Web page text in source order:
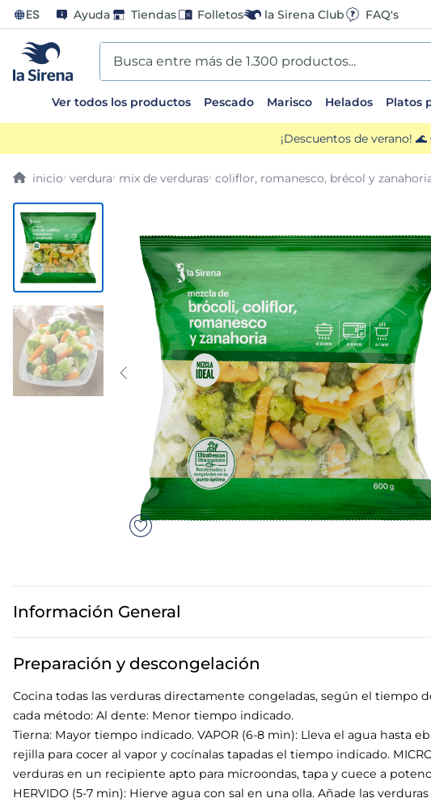
ES Ayuda Tiendas Folletos la Sirena Club FAQ's
Busca entre más de 1.300 productos...
Ver todos los productos Pescado Marisco Helados Platos
¡Descuentos de verano! 🌊
verdura mix de verduras coliflor, romanesco, brécol y
Información General
Preparación y descongelación
Cocina todas las verduras directamente congeladas, según el tiempo
cada método: Al dente: Menor tiempo indicado.
Tierna: Mayor tiempo indicado. VAPOR (6-8 min): Lleva el agua hasta
rejilla para cocer al vapor y cocínalas tapadas el tiempo indicado.
verduras en un recipiente apto para microondas, tapa y cuece a
HERVIDO (5-7 min): Hierve agua con sal en una olla. Añade las
TÉRMINOS MÁS BUSCADOS
1. helados sirena
3. patatas
4. gamba
5 verduras
6. croquetas
7. canelones